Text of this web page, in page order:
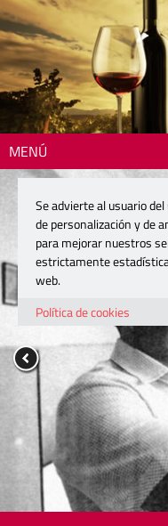
MENÚ
Se advierte al usuario
de personalización y de
para mejorar nuestros
estrictamente
web.
Política de cookies